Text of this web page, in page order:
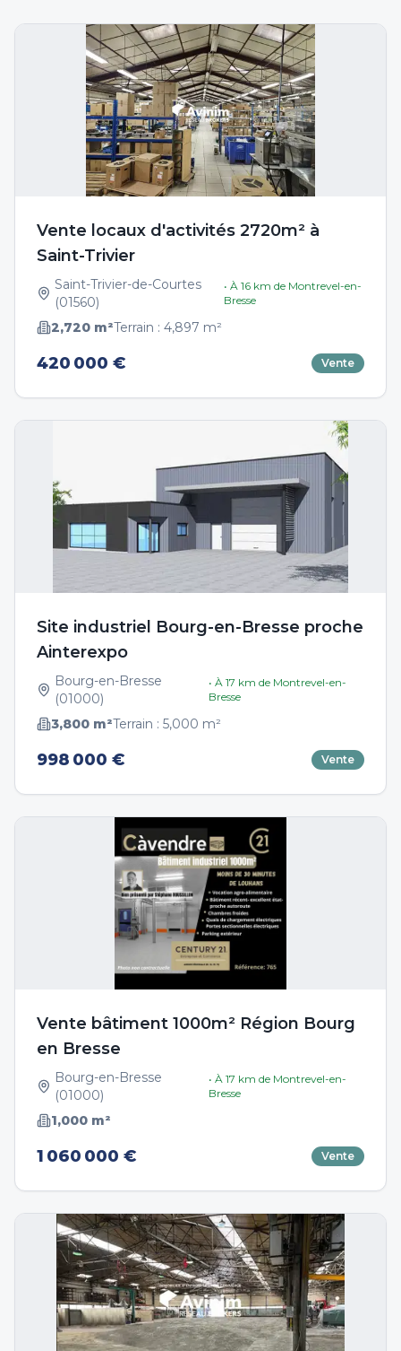
Vente locaux d'activités 2720m² à
Saint-Trivier
Saint-Trivier-de-Courtes
(01560)
• À 16km de Montrevel-en-
Bresse
2,720 m²Terrain : 4,897 m²
420 000 € Vente
Site industriel Bourg-en-Bresse proche
Ainterexpo
Bourg-en-Bresse
(01000)
• À 17 km de Montrevel-en-
Bresse
3,800 m²Terrain : 5,000 m²
998 000 € Vente
Vente bâtiment 1000m² Région Bourg
en Bresse
Bourg-en-Bresse
(01000)
• À 17 km de Montrevel-en-
Bresse
1,000 m²
1 060 000 € Vente